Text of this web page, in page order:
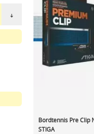
Bordtennis Pre Clip
STIGA